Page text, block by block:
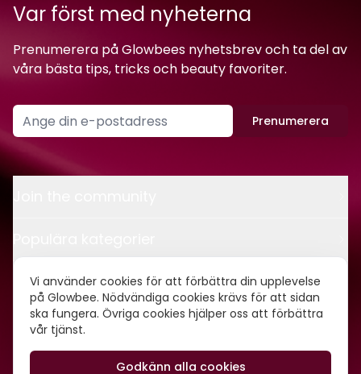
Vi använder cookies för att förbättra din upplevelse
på Glowbee. Nödvändiga cookies krävs för att sidan
ska fungera. Övriga cookies hjälper oss att förbättra
vår tjänst.
Godkänn alla cookies
Var först med nyheterna
Prenumerera på Glowbees nyhetsbrev och ta del av
våra bästa tips, tricks och beauty favoriter.
Prenumerera
Kontakt
Om oss